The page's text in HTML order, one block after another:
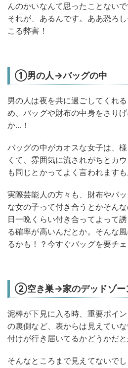
んのかいなんて思ったことないで
それが、あるんです。ああ恐ろ
こる弊害！
①男の人→バッグの中
男の人は夜を共に過ごしてくれ
め、バッグや財布の中身をさり
か…！
バッグの中がカオスな女子は、
くて、雰囲気に流されがちとカ
も同じとかってよく言われますも
実際芸能人の方々も、財布やバ
な女の子って付き合うとかそん
日一晩くらい付き合ってよって
る確率が高いんだとか。そんな
るかも！？今すぐバッグを要チェ
②空き巣→家のデッドゾー
泥棒が下見に入る時、重要ポイ
の裏側など、表からは見えてい
付けが行き届いてるかどうかだと
そんなところまで見えてないで